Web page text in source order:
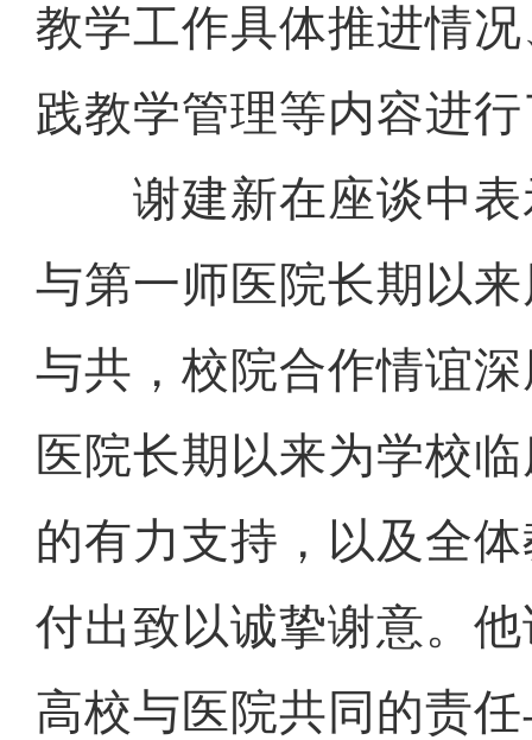
教学工作具体推进情
践教学管理等内容进
谢建新在座谈中表
与第一师医院长期以
与共，校院合作情谊
医院长期以来为学校
的有力支持，以及全
付出致以诚挚谢意。
高校与医院共同的责